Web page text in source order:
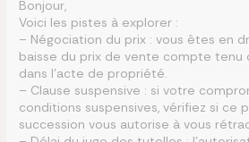
Bonjour,
Voici les pistes à explorer :
– Négociation du prix : vous êtes en
baisse du prix de vente compte tenu
dans l’acte de propriété.
– Clause suspensive : si votre
conditions suspensives, vérifiez si ce
succession vous autorise à vous